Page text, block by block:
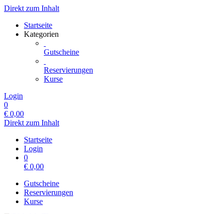
Direkt zum Inhalt
Startseite
Kategorien
Gutscheine
Reservierungen
Kurse
Login
0
€ 0,00
Direkt zum Inhalt
Startseite
Login
0
€ 0,00
Gutscheine
Reservierungen
Kurse